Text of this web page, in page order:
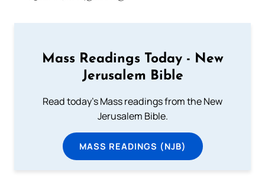
Mass Readings Today - New
Jerusalem Bible
Read today's Mass readings from the New
Jerusalem Bible.
MASS READINGS (NJB)